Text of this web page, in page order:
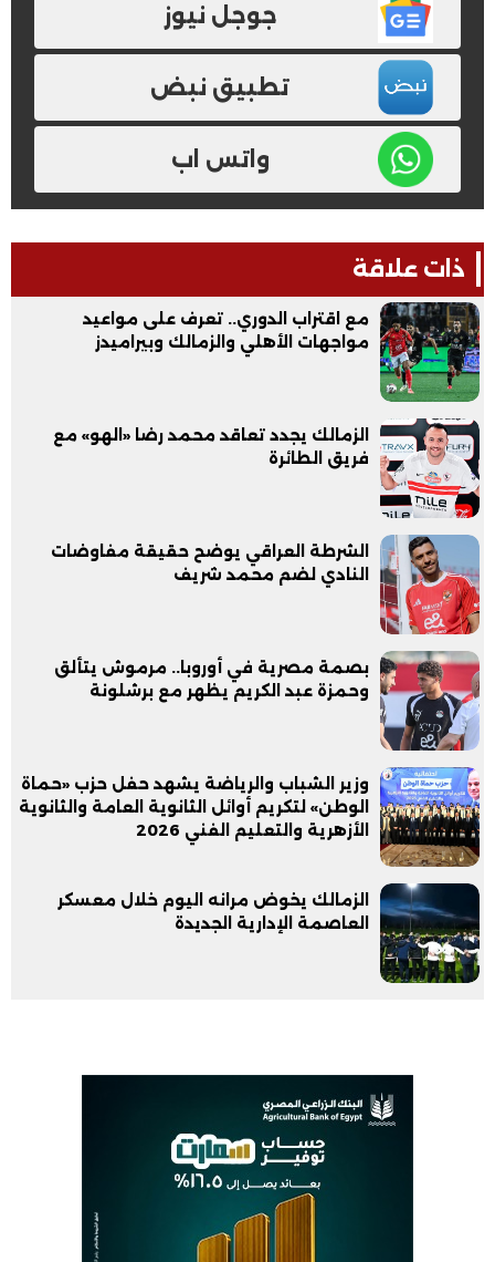
جوجل نيوز
تطبيق نبض
واتس اب
ذات علاقة
مع اقتراب الدوري.. تعرف على مواعيد
مواجهات الأهلي والزمالك وبيراميدز
الزمالك يجدد تعاقد محمد رضا «الهو» مع
فريق الطائرة
الشرطة العراقي يوضح حقيقة مفاوضات
النادي لضم محمد شريف
بصمة مصرية في أوروبا.. مرموش يتألق
وحمزة عبد الكريم يظهر مع برشلونة
وزير الشباب والرياضة يشهد حفل حزب «حماة
الوطن» لتكريم أوائل الثانوية العامة والثانوية
الأزهرية والتعليم الفني 2026
الزمالك يخوض مرانه اليوم خلال معسكر
العاصمة الإدارية الجديدة